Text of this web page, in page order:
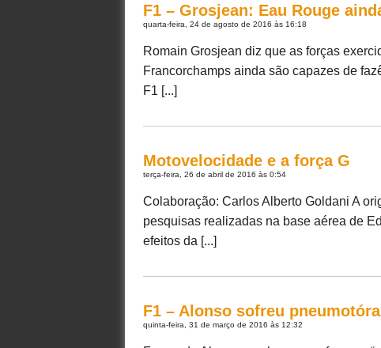
F1 – Grosjean: Eau Rouge
quarta-feira, 24 de agosto de 2016 às 16:18
Romain Grosjean diz que as forças
Francorchamps ainda são capazes de
F1 [...]
Motovelocidade e a força G
terça-feira, 26 de abril de 2016 às 0:54
Colaboração: Carlos Alberto Goldani A
pesquisas realizadas na base aérea de
efeitos da [...]
F1 – Alonso sofreu
quinta-feira, 31 de março de 2016 às 12:32